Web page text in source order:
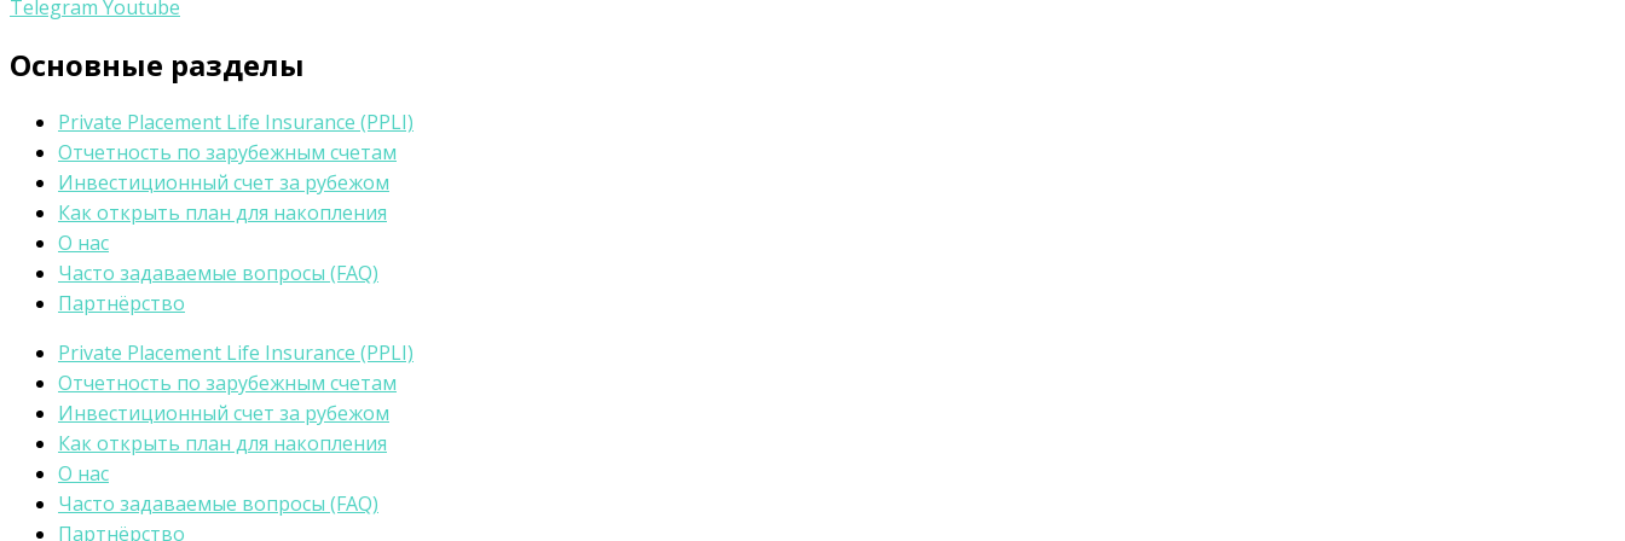
Telegram Youtube
Основные разделы
Private Placement Life Insurance (PPLI)
Отчетность по зарубежным счетам
Инвестиционный счет за рубежом
Как открыть план для накопления
О нас
Часто задаваемые вопросы (FAQ)
Партнёрство
Private Placement Life Insurance (PPLI)
Отчетность по зарубежным счетам
Инвестиционный счет за рубежом
Как открыть план для накопления
О нас
Часто задаваемые вопросы (FAQ)
Партнёрство